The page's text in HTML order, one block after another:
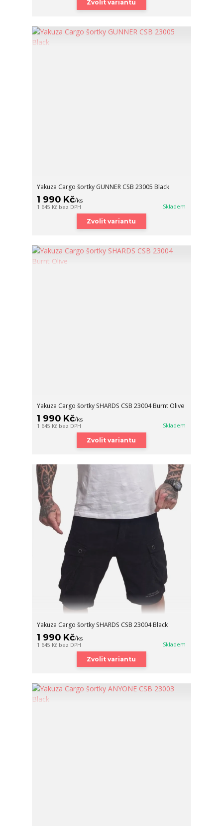
Zvolit variantu
Yakuza Cargo šortky GUNNER CSB 23005 Black
1 990 Kč/ks
1 645 Kč bez DPH Skladem
Zvolit variantu
Yakuza Cargo šortky SHARDS CSB 23004 Burnt Olive
1 990 Kč/ks
1 645 Kč bez DPH Skladem
Zvolit variantu
Yakuza Cargo šortky SHARDS CSB 23004 Black
1 990 Kč/ks
1 645 Kč bez DPH Skladem
Zvolit variantu